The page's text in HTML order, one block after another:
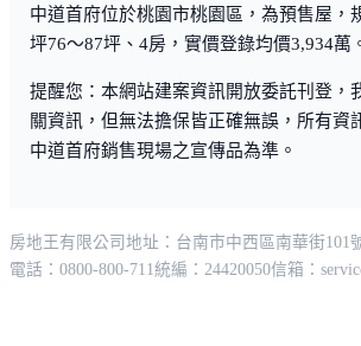
中道首府位於桃園市桃園區，為預售屋，
坪76～87坪、4房，實價登錄均價3,934萬
提醒您：本網站建案資訊開放委託刊登，
關資訊，但無法擔保皆正確無誤，所有資
中道首府銷售現場之宣傳品為準。
房地王有限公司 地址：台南市中西區南華街101
電話：0800-800-711統編：24420050信箱：